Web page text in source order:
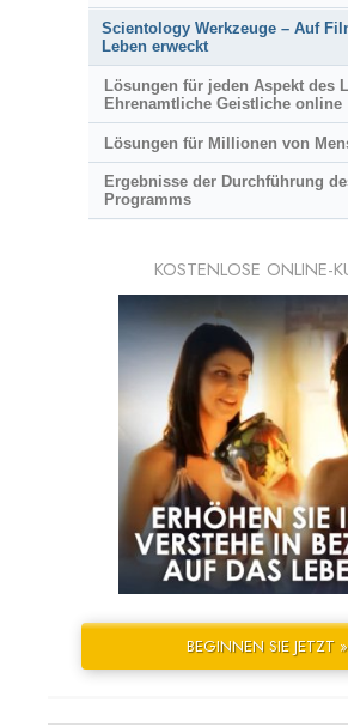
Scientology Werkzeuge – Auf
Leben erweckt
Lösungen für jeden Aspekt des
Ehrenamtliche Geistliche online
Lösungen für Millionen von
Ergebnisse der Durchführung
Programms
KOSTENLOSE ONLINE-
BEGINNEN SIE JETZT »